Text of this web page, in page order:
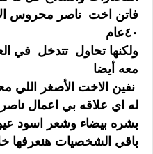
فاتن اخت ناصر محروس
٤٠عام
ولكنها تحاول تتدخل في
معه أيضا
نفين الاخت الأصغر اللي
له اي علاقه بي اعمال
بشره بيضاء وشعر اسود عيون
باقي الشخصيات هنعرفها